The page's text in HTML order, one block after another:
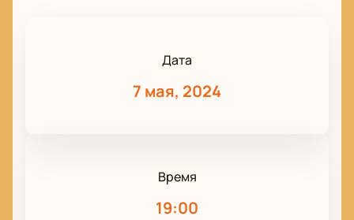
Дата
7 мая, 2024
Время
19:00